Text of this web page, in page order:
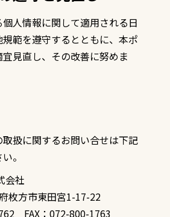
人情報に関して適用される日
範を遵守するとともに、本ポ
見直し、その改善に努めま
扱に関するお問い合せは下記
。
会社
枚方市東田宮1-17-22
FAX：072-800-1763